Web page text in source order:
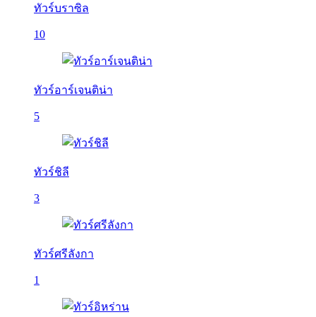
ทัวร์บราซิล
10
ทัวร์อาร์เจนติน่า
5
ทัวร์ชิลี
3
ทัวร์ศรีลังกา
1